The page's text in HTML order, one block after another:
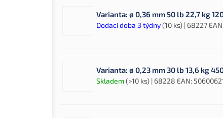
Varianta: ø 0,36 mm 50 lb 22,7 kg
Dodací doba 3 týdny(10 ks) | 68227
Varianta: ø 0,23 mm 30 lb 13,6 kg
Skladem(>10 ks) | 68228 EAN: